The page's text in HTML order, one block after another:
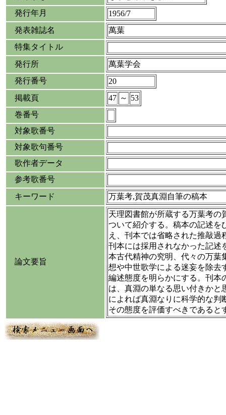
発行年月
1956/7
発表雑誌名
萬葉
特集タイトル
発行所
萬葉学会
発行番号
20
掲載頁
47 ～ 53
巻番号
対象歌番号
対象歌句番号
歌作者データ
参考歌番号
キーワード
万葉考,賀茂真淵自筆の稿本
論文要旨
天理図書館が所蔵する万葉考の
ついて紹介する。稿本の記述を
え、刊本では省略された推敲過
刊本には採用されなかった記述
本古代精神の究明、代々の万葉
想や中世歌学による迷妄を除去
編述態度を明らかにする。刊本
は、真淵の単なる思い付きかと
によれば真淵なりに科学的な判
その態度を評価すべきであると